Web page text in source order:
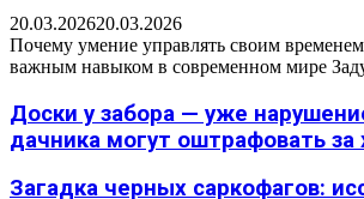
20.03.202620.03.2026
Почему умение управлять своим
важным навыком в современном мире
Доски у забора — уже
дачника могут оштрафовать за
Загадка черных саркофагов: